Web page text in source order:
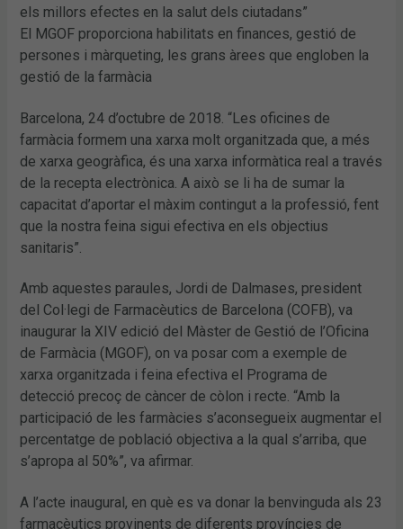
els millors efectes en la salut dels ciutadans”
El MGOF proporciona habilitats en finances, gestió de
persones i màrqueting, les grans àrees que engloben la
gestió de la farmàcia
Barcelona, 24 d’octubre de 2018. “Les oficines de
farmàcia formem una xarxa molt organitzada que, a més
de xarxa geogràfica, és una xarxa informàtica real a través
de la recepta electrònica. A això se li ha de sumar la
capacitat d’aportar el màxim contingut a la professió, fent
que la nostra feina sigui efectiva en els objectius
sanitaris”.
Amb aquestes paraules, Jordi de Dalmases, president
del Col·legi de Farmacèutics de Barcelona (COFB), va
inaugurar la XIV edició del Màster de Gestió de l’Oficina
de Farmàcia (MGOF), on va posar com a exemple de
xarxa organitzada i feina efectiva el Programa de
detecció precoç de càncer de còlon i recte. “Amb la
participació de les farmàcies s’aconsegueix augmentar el
percentatge de població objectiva a la qual s’arriba, que
s’apropa al 50%”, va afirmar.
A l’acte inaugural, en què es va donar la benvinguda als 23
farmacèutics provinents de diferents províncies de